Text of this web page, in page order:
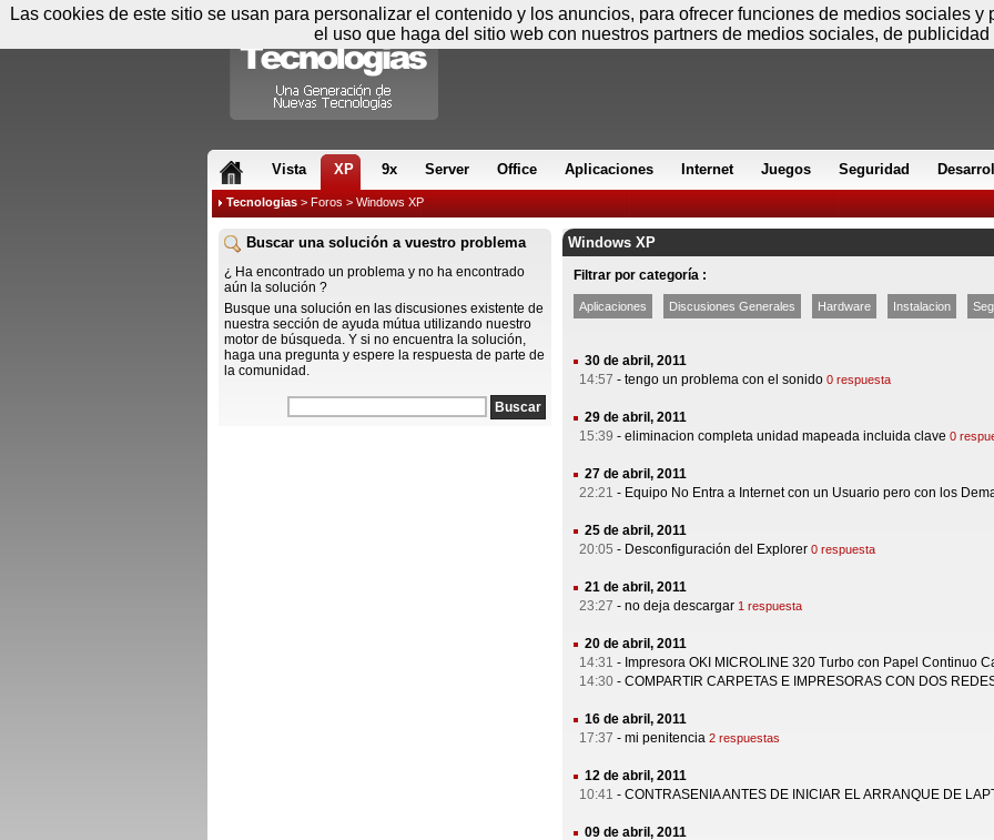
Vista XP 9x Server Office Aplicaciones Internet Juegos Seguridad
Tecnologias > Foros > Windows XP
Buscar una solución a vuestro problema
¿ Ha encontrado un problema y no ha encontrado
aún la solución ?
Busque una solución en las discusiones existente de
nuestra sección de ayuda mútua utilizando nuestro
motor de búsqueda. Y si no encuentra la solución,
haga una pregunta y espere la respuesta de parte de
la comunidad.
Windows XP
Filtrar por categoría :
Aplicaciones Discusiones Generales Hardware Instalacion
30 de abril, 2011
14:57 - tengo un problema con el sonido 0 respuesta
29 de abril, 2011
15:39 - eliminacion completa unidad mapeada incluida clave 0
27 de abril, 2011
22:21 - Equipo No Entra a Internet con un Usuario pero con los
25 de abril, 2011
20:05 - Desconfiguración del Explorer 0 respuesta
21 de abril, 2011
23:27 - no deja descargar 1 respuesta
20 de abril, 2011
14:31 - Impresora OKI MICROLINE 320 Turbo con Papel Continuo
14:30 - COMPARTIR CARPETAS E IMPRESORAS CON DOS
16 de abril, 2011
17:37 - mi penitencia 2 respuestas
12 de abril, 2011
10:41 - CONTRASENIA ANTES DE INICIAR EL ARRANQUE DE
09 de abril, 2011
Las cookies de este sitio se usan para personalizar el contenido y los anuncios, para ofrecer funciones de medios sociales
el uso que haga del sitio web con nuestros partners de medios sociales, de